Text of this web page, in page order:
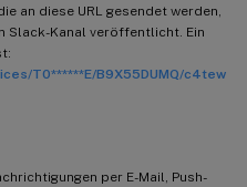
an diese URL gesendet werden,
Slack-Kanal veröffentlicht. Ein
T0******E/B9X55DUMQ/c4tew
per E-Mail, Push-